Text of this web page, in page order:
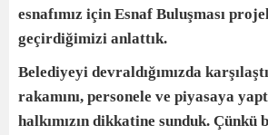
esnafımız için Esnaf Buluşması
geçirdiğimizi anlattık.
Belediyeyi devraldığımızda
rakamını, personele ve piyasaya
halkımızın dikkatine sunduk. Çünkü